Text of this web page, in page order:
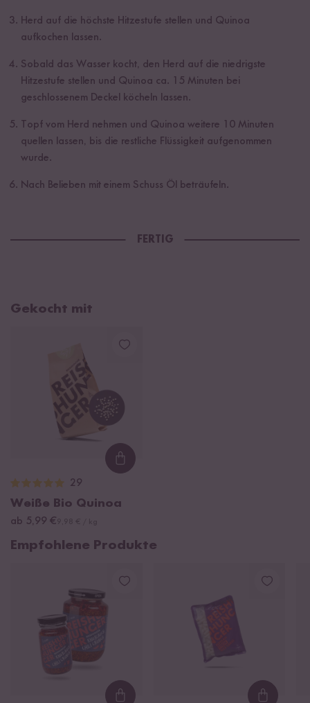
Herd auf die höchste Hitzestufe stellen und Quinoa
aufkochen lassen.
Sobald das Wasser kocht, den Herd auf die niedrigste
Hitzestufe stellen und Quinoa ca. 15 Minuten bei
geschlossenem Deckel köcheln lassen.
Topf vom Herd nehmen und Quinoa weitere 10 Minuten
quellen lassen, bis die restliche Flüssigkeit aufgenommen
wurde.
Nach Belieben mit einem Schuss Öl beträufeln.
FERTIG
Gekocht mit
Loading...
29
Weiße Bio Quinoa
ab 5,99 €
Empfohlene Produkte